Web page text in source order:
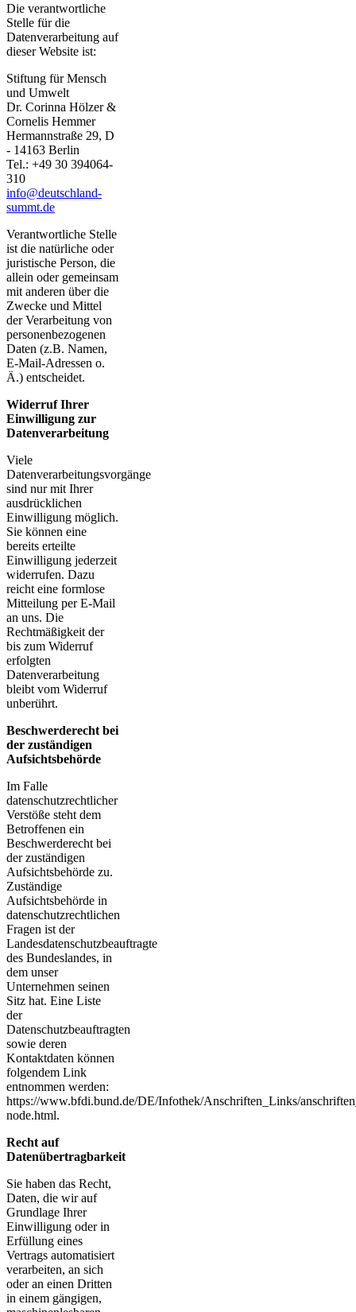
Die verantwortliche
Stelle für die
Datenverarbeitung auf
dieser Website ist:
Stiftung für Mensch
und Umwelt
Dr. Corinna Hölzer &
Cornelis Hemmer
Hermannstraße 29, D
- 14163 Berlin
Tel.: +49 30 394064-
310
info@deutschland-
summt.de
Verantwortliche Stelle
ist die natürliche oder
juristische Person, die
allein oder gemeinsam
mit anderen über die
Zwecke und Mittel
der Verarbeitung von
personenbezogenen
Daten (z.B. Namen,
E-Mail-Adressen o.
Ä.) entscheidet.
Widerruf Ihrer
Einwilligung zur
Datenverarbeitung
Viele
Datenverarbeitungsvorgänge
sind nur mit Ihrer
ausdrücklichen
Einwilligung möglich.
Sie können eine
bereits erteilte
Einwilligung jederzeit
widerrufen. Dazu
reicht eine formlose
Mitteilung per E-Mail
an uns. Die
Rechtmäßigkeit der
bis zum Widerruf
erfolgten
Datenverarbeitung
bleibt vom Widerruf
unberührt.
Beschwerderecht bei
der zuständigen
Aufsichtsbehörde
Im Falle
datenschutzrechtlicher
Verstöße steht dem
Betroffenen ein
Beschwerderecht bei
der zuständigen
Aufsichtsbehörde zu.
Zuständige
Aufsichtsbehörde in
datenschutzrechtlichen
Fragen ist der
Landesdatenschutzbeauftragte
des Bundeslandes, in
dem unser
Unternehmen seinen
Sitz hat. Eine Liste
der
Datenschutzbeauftragten
sowie deren
Kontaktdaten können
folgendem Link
entnommen werden:
https://www.bfdi.bund.de/DE/Infothek/Anschriften_Links/
node.html.
Recht auf
Datenübertragbarkeit
Sie haben das Recht,
Daten, die wir auf
Grundlage Ihrer
Einwilligung oder in
Erfüllung eines
Vertrags automatisiert
verarbeiten, an sich
oder an einen Dritten
in einem gängigen,